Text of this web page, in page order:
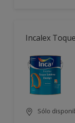
Incalex
Sólo